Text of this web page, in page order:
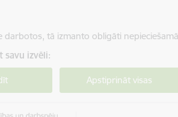
darbotos, tā izmanto obligāti
savu izvēli:
Apstiprināt visas